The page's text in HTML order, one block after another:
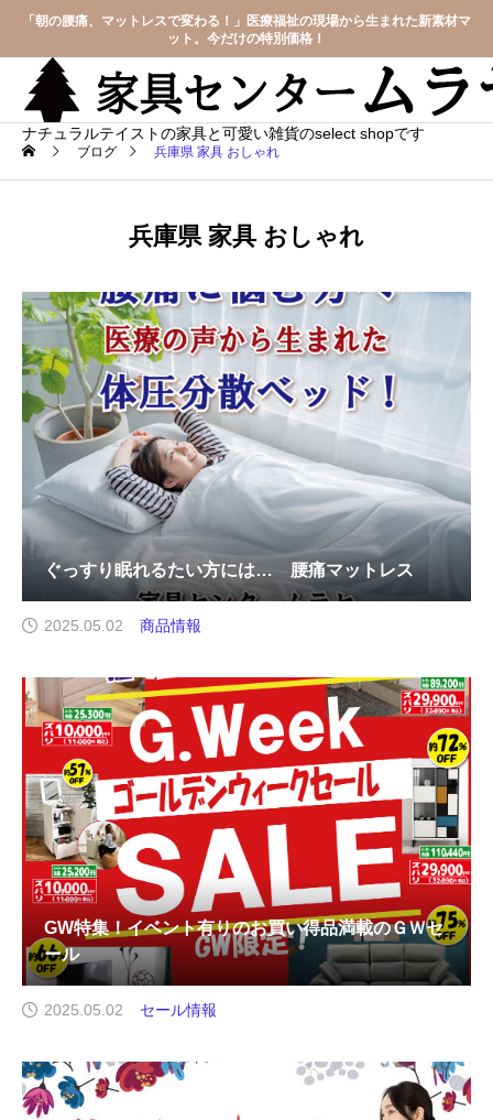
「朝の腰痛、マットレスで変わる！」医療福祉の現場から生まれた新素材マ
ット。今だけの特別価格！
ナチュラルテイストの家具と可愛い雑貨のselect shopです
ブログ 兵庫県 家具 おしゃれ
兵庫県 家具 おしゃれ
ぐっすり眠れるたい方には… 腰痛マットレス
2025.05.02 商品情報
GW特集！イベント有りのお買い得品満載のＧＷセ
ール
2025.05.02 セール情報